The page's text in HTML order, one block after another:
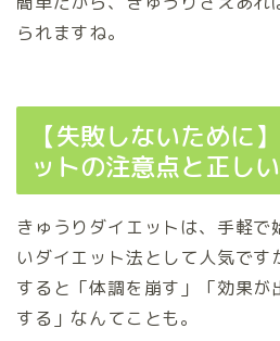
られますね。
【失敗しないために
ットの注意点と正し
きゅうりダイエットは、手軽で
いダイエット法として人気です
すると「体調を崩す」「効果が
する」なんてことも。